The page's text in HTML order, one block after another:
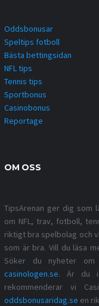
Oddsbonusar
Speltips fotboll
Bästa bettingsidan
NFL tips
Tennis tips
Sportbonus
Casinobonus
Reportage
OM OSS
TipsArenan ger dig som
om NFL, trav, fotboll,
riktigt bra spelbolag och
som är bra. Vill du läsa
Söker du nyheter
casinologen.se. Är du
rekommenderar vi
oddsbonusaridag.se en